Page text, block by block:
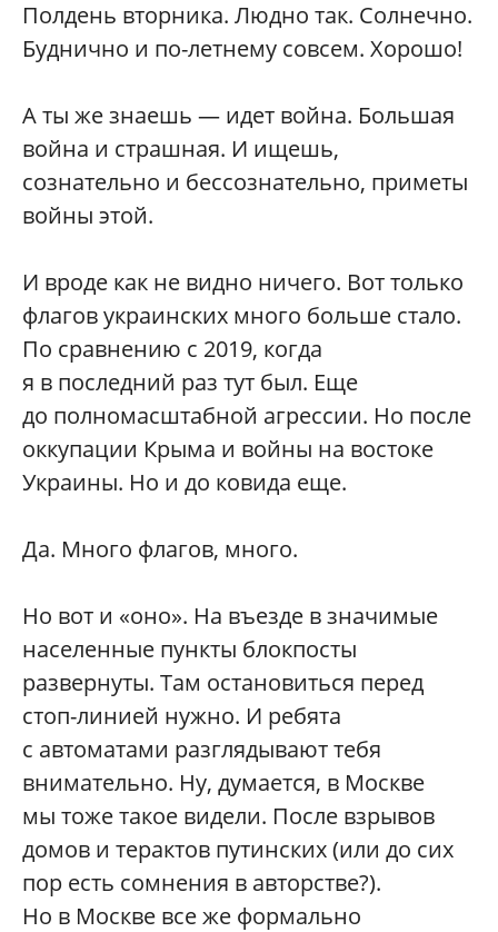
Полдень вторника. Людно так. Солнечно.
Буднично и по-летнему совсем. Хорошо!
А ты же знаешь — идет война. Большая
война и страшная. И ищешь,
сознательно и бессознательно, приметы
войны этой.
И вроде как не видно ничего. Вот только
флагов украинских много больше стало.
По сравнению с 2019, когда
я в последний раз тут был. Еще
до полномасштабной агрессии. Но после
оккупации Крыма и войны на востоке
Украины. Но и до ковида еще.
Да. Много флагов, много.
Но вот и «оно». На въезде в значимые
населенные пункты блокпосты
развернуты. Там остановиться перед
стоп-линией нужно. И ребята
с автоматами разглядывают тебя
внимательно. Ну, думается, в Москве
мы тоже такое видели. После взрывов
домов и терактов путинских (или до сих
пор есть сомнения в авторстве?).
Но в Москве все же формально